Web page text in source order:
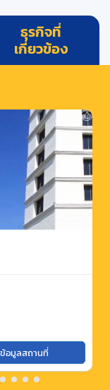
ธุรกิจที่
เกี่ยวข้อง
อมูลสถานที่